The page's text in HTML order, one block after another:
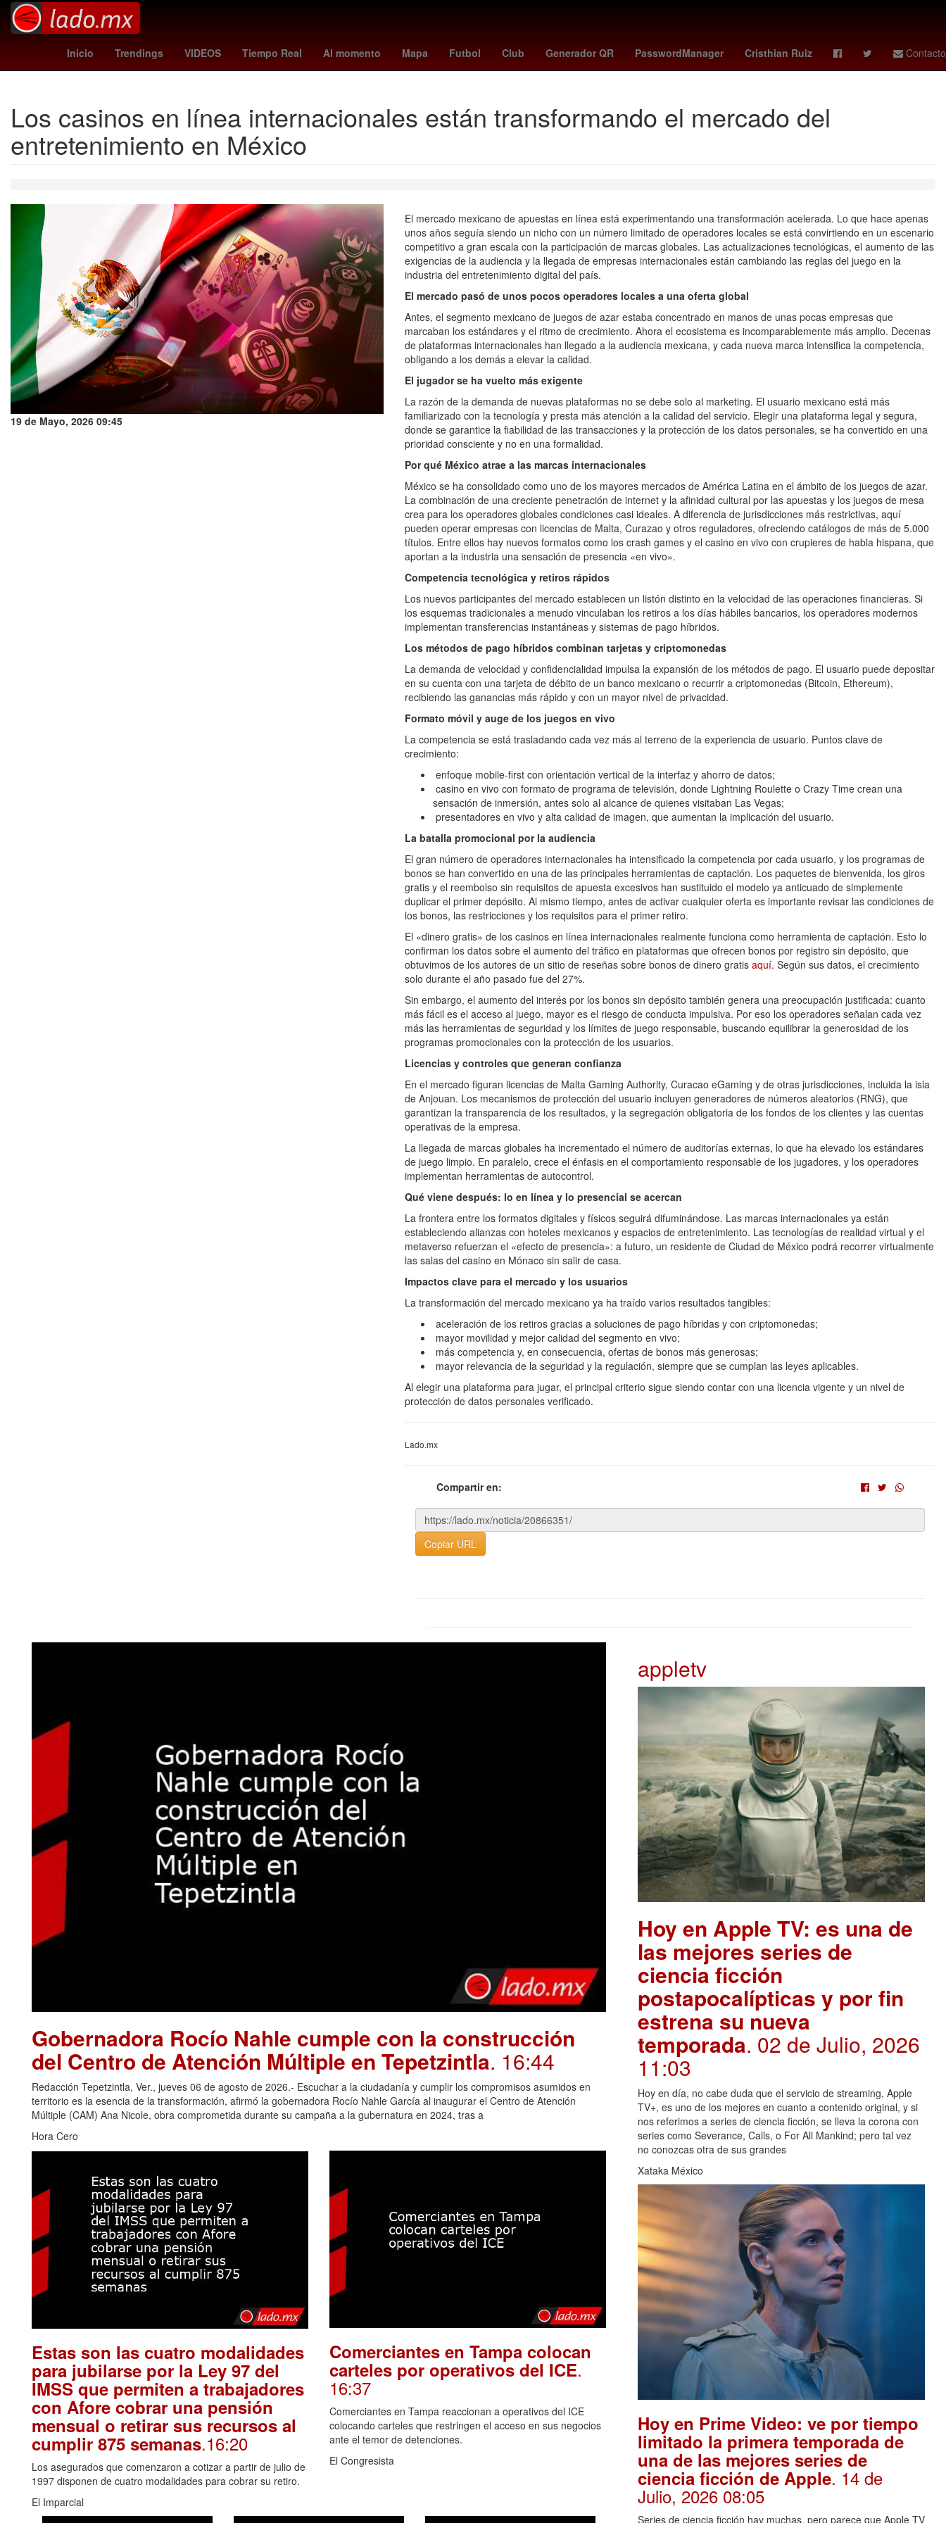
Inicio Trendings VIDEOS Tiempo Real Al momento Mapa Futbol Club Generador QR PasswordManager Cristhian Ruiz Contacto
hora cero lions - buccaneers Aguascalientes Club León HBO Puebla de Zaragoza Brasil Rosario China Empresa
Los casinos en línea internacionales están transformando el mercado del
entretenimiento en México
19 de Mayo, 2026 09:45
El mercado mexicano de apuestas en línea está experimentando una transformación acelerada. Lo que hace apenas
unos años seguía siendo un nicho con un número limitado de operadores locales se está convirtiendo en un escenario
competitivo a gran escala con la participación de marcas globales. Las actualizaciones tecnológicas, el aumento de las
exigencias de la audiencia y la llegada de empresas internacionales están cambiando las reglas del juego en la
industria del entretenimiento digital del país.
El mercado pasó de unos pocos operadores locales a una oferta global
Antes, el segmento mexicano de juegos de azar estaba concentrado en manos de unas pocas empresas que
marcaban los estándares y el ritmo de crecimiento. Ahora el ecosistema es incomparablemente más amplio. Decenas
de plataformas internacionales han llegado a la audiencia mexicana, y cada nueva marca intensifica la competencia,
obligando a los demás a elevar la calidad.
El jugador se ha vuelto más exigente
La razón de la demanda de nuevas plataformas no se debe solo al marketing. El usuario mexicano está más
familiarizado con la tecnología y presta más atención a la calidad del servicio. Elegir una plataforma legal y segura,
donde se garantice la fiabilidad de las transacciones y la protección de los datos personales, se ha convertido en una
prioridad consciente y no en una formalidad.
Por qué México atrae a las marcas internacionales
México se ha consolidado como uno de los mayores mercados de América Latina en el ámbito de los juegos de azar.
La combinación de una creciente penetración de internet y la afinidad cultural por las apuestas y los juegos de mesa
crea para los operadores globales condiciones casi ideales. A diferencia de jurisdicciones más restrictivas, aquí
pueden operar empresas con licencias de Malta, Curazao y otros reguladores, ofreciendo catálogos de más de 5.000
títulos. Entre ellos hay nuevos formatos como los crash games y el casino en vivo con crupieres de habla hispana, que
aportan a la industria una sensación de presencia «en vivo».
Competencia tecnológica y retiros rápidos
Los nuevos participantes del mercado establecen un listón distinto en la velocidad de las operaciones financieras. Si
los esquemas tradicionales a menudo vinculaban los retiros a los días hábiles bancarios, los operadores modernos
implementan transferencias instantáneas y sistemas de pago híbridos.
Los métodos de pago híbridos combinan tarjetas y criptomonedas
La demanda de velocidad y confidencialidad impulsa la expansión de los métodos de pago. El usuario puede depositar
en su cuenta con una tarjeta de débito de un banco mexicano o recurrir a criptomonedas (Bitcoin, Ethereum),
recibiendo las ganancias más rápido y con un mayor nivel de privacidad.
Formato móvil y auge de los juegos en vivo
La competencia se está trasladando cada vez más al terreno de la experiencia de usuario. Puntos clave de
crecimiento:
enfoque mobile-first con orientación vertical de la interfaz y ahorro de datos;
casino en vivo con formato de programa de televisión, donde Lightning Roulette o Crazy Time crean una
sensación de inmersión, antes solo al alcance de quienes visitaban Las Vegas;
presentadores en vivo y alta calidad de imagen, que aumentan la implicación del usuario.
La batalla promocional por la audiencia
El gran número de operadores internacionales ha intensificado la competencia por cada usuario, y los programas de
bonos se han convertido en una de las principales herramientas de captación. Los paquetes de bienvenida, los giros
gratis y el reembolso sin requisitos de apuesta excesivos han sustituido el modelo ya anticuado de simplemente
duplicar el primer depósito. Al mismo tiempo, antes de activar cualquier oferta es importante revisar las condiciones de
los bonos, las restricciones y los requisitos para el primer retiro.
El «dinero gratis» de los casinos en línea internacionales realmente funciona como herramienta de captación. Esto lo
confirman los datos sobre el aumento del tráfico en plataformas que ofrecen bonos por registro sin depósito, que
obtuvimos de los autores de un sitio de reseñas sobre bonos de dinero gratis aquí. Según sus datos, el crecimiento
solo durante el año pasado fue del 27%.
Sin embargo, el aumento del interés por los bonos sin depósito también genera una preocupación justificada: cuanto
más fácil es el acceso al juego, mayor es el riesgo de conducta impulsiva. Por eso los operadores señalan cada vez
más las herramientas de seguridad y los límites de juego responsable, buscando equilibrar la generosidad de los
programas promocionales con la protección de los usuarios.
Licencias y controles que generan confianza
En el mercado figuran licencias de Malta Gaming Authority, Curacao eGaming y de otras jurisdicciones, incluida la isla
de Anjouan. Los mecanismos de protección del usuario incluyen generadores de números aleatorios (RNG), que
garantizan la transparencia de los resultados, y la segregación obligatoria de los fondos de los clientes y las cuentas
operativas de la empresa.
La llegada de marcas globales ha incrementado el número de auditorías externas, lo que ha elevado los estándares
de juego limpio. En paralelo, crece el énfasis en el comportamiento responsable de los jugadores, y los operadores
implementan herramientas de autocontrol.
Qué viene después: lo en línea y lo presencial se acercan
La frontera entre los formatos digitales y físicos seguirá difuminándose. Las marcas internacionales ya están
estableciendo alianzas con hoteles mexicanos y espacios de entretenimiento. Las tecnologías de realidad virtual y el
metaverso refuerzan el «efecto de presencia»: a futuro, un residente de Ciudad de México podrá recorrer virtualmente
las salas del casino en Mónaco sin salir de casa.
Impactos clave para el mercado y los usuarios
La transformación del mercado mexicano ya ha traído varios resultados tangibles:
aceleración de los retiros gracias a soluciones de pago híbridas y con criptomonedas;
mayor movilidad y mejor calidad del segmento en vivo;
más competencia y, en consecuencia, ofertas de bonos más generosas;
mayor relevancia de la seguridad y la regulación, siempre que se cumplan las leyes aplicables.
Al elegir una plataforma para jugar, el principal criterio sigue siendo contar con una licencia vigente y un nivel de
protección de datos personales verificado.
Lado.mx
Compartir en:
Copiar URL
Gobernadora Rocío Nahle cumple con la construcción
del Centro de Atención Múltiple en Tepetzintla. 16:44
Redacción Tepetzintla, Ver., jueves 06 de agosto de 2026.- Escuchar a la ciudadanía y cumplir los compromisos asumidos en
territorio es la esencia de la transformación, afirmó la gobernadora Rocío Nahle García al inaugurar el Centro de Atención
Múltiple (CAM) Ana Nicole, obra comprometida durante su campaña a la gubernatura en 2024, tras a
Hora Cero
Estas son las cuatro modalidades
para jubilarse por la Ley 97 del
IMSS que permiten a trabajadores
con Afore cobrar una pensión
mensual o retirar sus recursos al
cumplir 875 semanas.16:20
Los asegurados que comenzaron a cotizar a partir de julio de
1997 disponen de cuatro modalidades para cobrar su retiro.
El Imparcial
Comerciantes en Tampa colocan
carteles por operativos del ICE.
16:37
Comerciantes en Tampa reaccionan a operativos del ICE
colocando carteles que restringen el acceso en sus negocios
ante el temor de detenciones.
El Congresista
appletv
Hoy en Apple TV: es una de
las mejores series de
ciencia ficción
postapocalípticas y por fin
estrena su nueva
temporada. 02 de Julio, 2026
11:03
Hoy en día, no cabe duda que el servicio de streaming, Apple
TV+, es uno de los mejores en cuanto a contenido original, y si
nos referimos a series de ciencia ficción, se lleva la corona con
series como Severance, Calls, o For All Mankind; pero tal vez
no conozcas otra de sus grandes
Xataka México
Hoy en Prime Video: ve por tiempo
limitado la primera temporada de
una de las mejores series de
ciencia ficción de Apple. 14 de
Julio, 2026 08:05
Series de ciencia ficción hay muchas, pero parece que Apple TV